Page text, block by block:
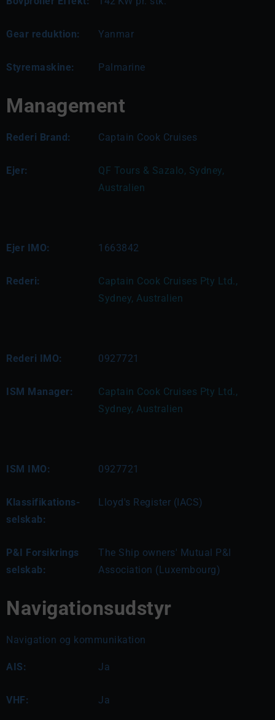
Gear reduktion: Yanmar
Styremaskine: Palmarine
Management
Rederi Brand: Captain Cook Cruises
Ejer:
QF Tours & Sazalo, Sydney,
Australien
Ejer IMO: 1663842
Rederi:
Captain Cook Cruises Pty Ltd.,
Sydney, Australien
Rederi IMO: 0927721
ISM Manager:
Captain Cook Cruises Pty Ltd.,
Sydney, Australien
ISM IMO: 0927721
Klassifikations-
selskab:
Lloyd's Register (IACS)
P&I Forsikrings
selskab:
The Ship owners' Mutual P&I
Association (Luxembourg)
Navigationsudstyr
Navigation og kommunikation
AIS: Ja
VHF: Ja